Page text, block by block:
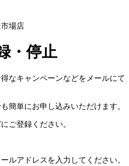
場店
・停止
なキャンペーンなどをメールにて
簡単にお申し込みいただけます。
ご登録ください。
ルアドレスを入力してください。